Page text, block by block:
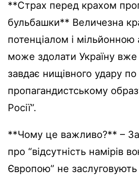
**Страх перед крахом
бульбашки** Величезна
потенціалом і мільйонною
може здолати Україну вже
завдає нищівного удару по
пропагандистському
Росії”.
**Чому це важливо?** –
про “відсутність намірів
Європою” не заслуговують